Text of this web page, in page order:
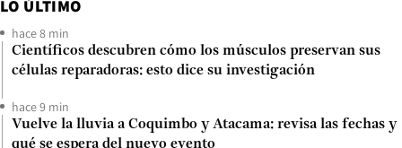
LO ÚLTIMO
hace 8 min
Científicos descubren cómo los músculos preservan sus
células reparadoras: esto dice su investigación
hace 9 min
Vuelve la lluvia a Coquimbo y Atacama: revisa las fechas y
qué se espera del nuevo evento